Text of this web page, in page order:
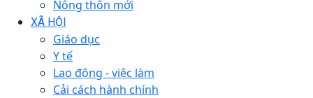
Nông thôn mới
XÃ HỘI
Giáo dục
Y tế
Lao động - việc làm
Cải cách hành chính